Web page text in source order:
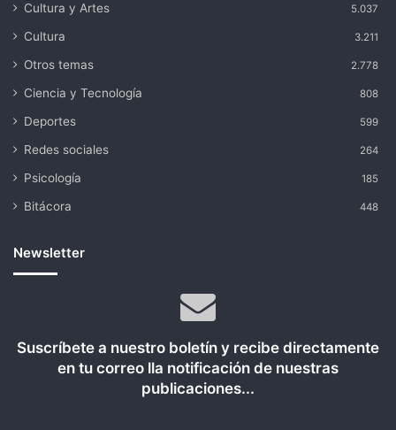
Cultura y Artes 5.037
Cultura 3.211
Otros temas 2.778
Ciencia y Tecnología 808
Deportes 599
Redes sociales 264
Psicología 185
Bitácora 448
Newsletter
Suscríbete a nuestro boletín y recibe directamente
en tu correo lla notificación de nuestras
publicaciones...